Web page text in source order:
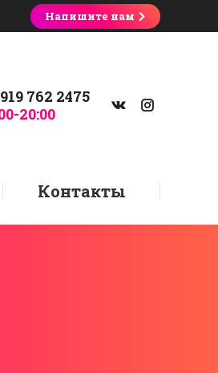
Напишите нам
762 2475
20:00
Контакты